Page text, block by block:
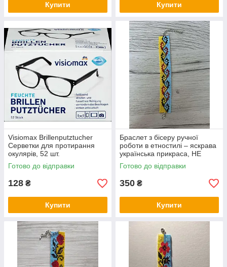
Купити Купити
Visiomax Brillenputztucher
Серветки для протирання
окулярів, 52 шт.
Готово до відправки
128 ₴
Купити
Браслет з бісеру ручної
роботи в етностилі – яскрава
українська прикраса, НЕ
СТАНОК
Готово до відправки
350 ₴
Купити